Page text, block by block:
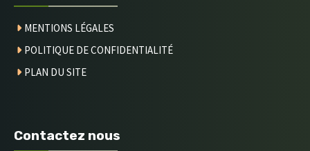
MENTIONS LÉGALES
POLITIQUE DE CONFIDENTIALITÉ
PLAN DU SITE
Contactez nous